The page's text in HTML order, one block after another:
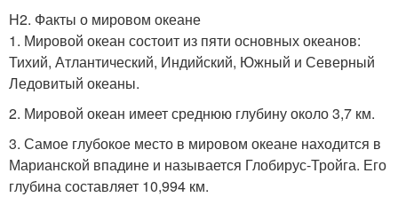
H2. Факты о мировом океане
1. Мировой океан состоит из пяти основных океанов:
Тихий, Атлантический, Индийский, Южный и Северный
Ледовитый океаны.
2. Мировой океан имеет среднюю глубину около 3,7 км.
3. Самое глубокое место в мировом океане находится в
Марианской впадине и называется Глобирус-Тройга. Его
глубина составляет 10,994 км.